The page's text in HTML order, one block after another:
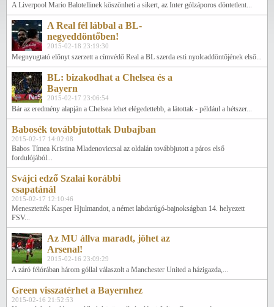
A Liverpool Mario Balotellinek köszönheti a sikert, az Inter gólzáporos döntetlent...
A Real fél lábbal a BL-
negyeddöntőben!
2015-02-18 23:19:30
Megnyugtató előnyt szerzett a címvédő Real a BL szerda esti nyolcaddöntőjének első...
BL: bizakodhat a Chelsea és a
Bayern
2015-02-17 23:06:54
Bár az eredmény alapján a Chelsea lehet elégedettebb, a látottak - például a hétszer...
Babosék továbbjutottak Dubajban
2015-02-17 14:02:08
Babos Tímea Kristina Mladenoviccsal az oldalán továbbjutott a páros első
fordulójából...
Svájci edző Szalai korábbi
csapatánál
2015-02-17 12:10:46
Menesztették Kasper Hjulmandot, a német labdarúgó-bajnokságban 14. helyezett
FSV...
Az MU állva maradt, jöhet az
Arsenal!
2015-02-16 23:09:29
A záró félórában három góllal válaszolt a Manchester United a házigazda,...
Green visszatérhet a Bayernhez
2015-02-16 21:52:53